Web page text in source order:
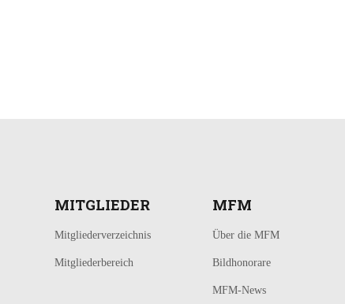
MITGLIEDER
Mitgliederverzeichnis
Mitgliederbereich
MFM
Über die MFM
Bildhonorare
MFM-News